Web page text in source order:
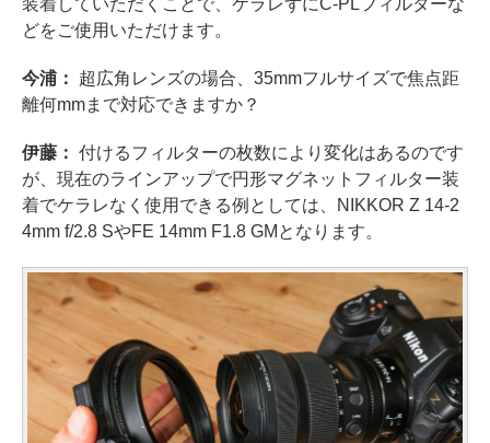
装着していただくことで、ケラレずにC-PLフィルターな
どをご使用いただけます。
今浦： 超広角レンズの場合、35mmフルサイズで焦点距
離何mmまで対応できますか？
伊藤： 付けるフィルターの枚数により変化はあるのです
が、現在のラインアップで円形マグネットフィルター装
着でケラレなく使用できる例としては、NIKKOR Z 14-2
4mm f/2.8 SやFE 14mm F1.8 GMとなります。